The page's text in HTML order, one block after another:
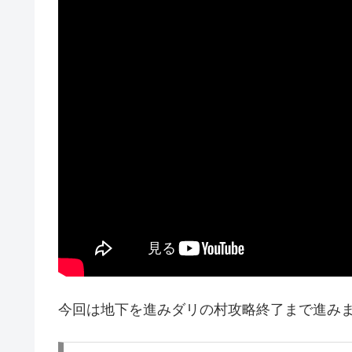
今回は地下を進みダリの村攻略終了まで進み